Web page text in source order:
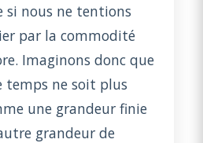
si nous ne tentions
par la commodité
Imaginons donc que
temps ne soit plus
une grandeur finie
grandeur de